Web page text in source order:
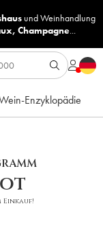
undWeinhandlung
, Champagne...
Enzyklopädie
Einkauf!